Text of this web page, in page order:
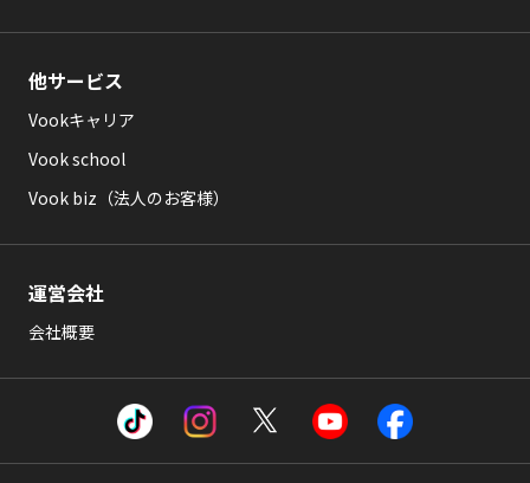
他サービス
Vookキャリア
Vook school
Vook biz（法人のお客様）
運営会社
会社概要